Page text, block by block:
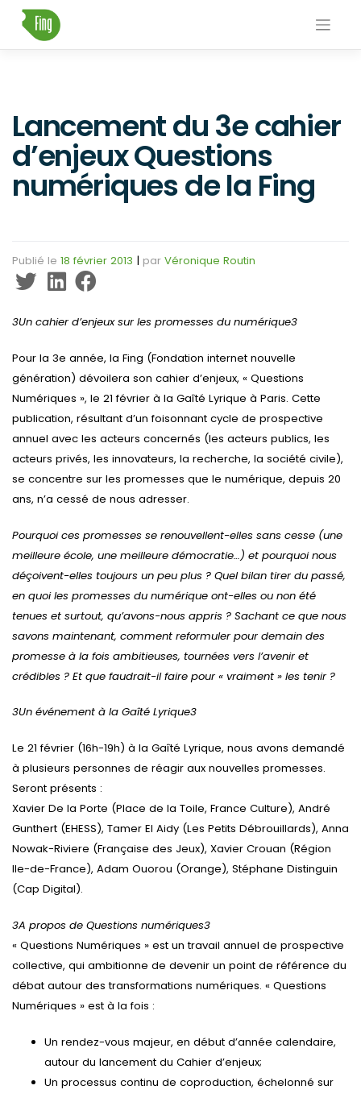
content
Lancement du 3e cahier
d’enjeux Questions
numériques de la Fing
Publié le 18 février 2013 | par Véronique Routin
3Un cahier d’enjeux sur les promesses du numérique3
Pour la 3e année, la Fing (Fondation internet nouvelle
génération) dévoilera son cahier d’enjeux, « Questions
Numériques », le 21 février à la Gaîté Lyrique à Paris. Cette
publication, résultant d’un foisonnant cycle de prospective
annuel avec les acteurs concernés (les acteurs publics, les
acteurs privés, les innovateurs, la recherche, la société civile),
se concentre sur les promesses que le numérique, depuis 20
ans, n’a cessé de nous adresser.
Pourquoi ces promesses se renouvellent-elles sans cesse (une
meilleure école, une meilleure démocratie…) et pourquoi nous
déçoivent-elles toujours un peu plus ? Quel bilan tirer du passé,
en quoi les promesses du numérique ont-elles ou non été
tenues et surtout, qu’avons-nous appris ? Sachant ce que nous
savons maintenant, comment reformuler pour demain des
promesse à la fois ambitieuses, tournées vers l’avenir et
crédibles ? Et que faudrait-il faire pour « vraiment » les tenir ?
3Un événement à la Gaîté Lyrique3
Le 21 février (16h-19h) à la Gaîté Lyrique, nous avons demandé
à plusieurs personnes de réagir aux nouvelles promesses.
Seront présents :
Xavier De la Porte (Place de la Toile, France Culture), André
Gunthert (EHESS), Tamer El Aidy (Les Petits Débrouillards), Anna
Nowak-Riviere (Française des Jeux), Xavier Crouan (Région
Ile-de-France), Adam Ouorou (Orange), Stéphane Distinguin
(Cap Digital).
3A propos de Questions numériques3
« Questions Numériques » est un travail annuel de prospective
collective, qui ambitionne de devenir un point de référence du
débat autour des transformations numériques. « Questions
Numériques » est à la fois :
Un rendez-vous majeur, en début d’année calendaire,
autour du lancement du Cahier d’enjeux;
Un processus continu de coproduction, échelonné sur